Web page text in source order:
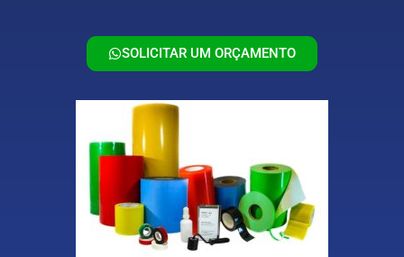
SOLICITAR UM ORÇAMENTO